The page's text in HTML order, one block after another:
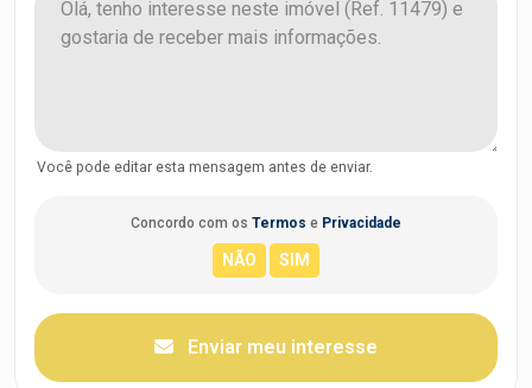
Você pode editar esta mensagem antes de enviar.
Concordo com os Termos e Privacidade
Enviar meu interesse